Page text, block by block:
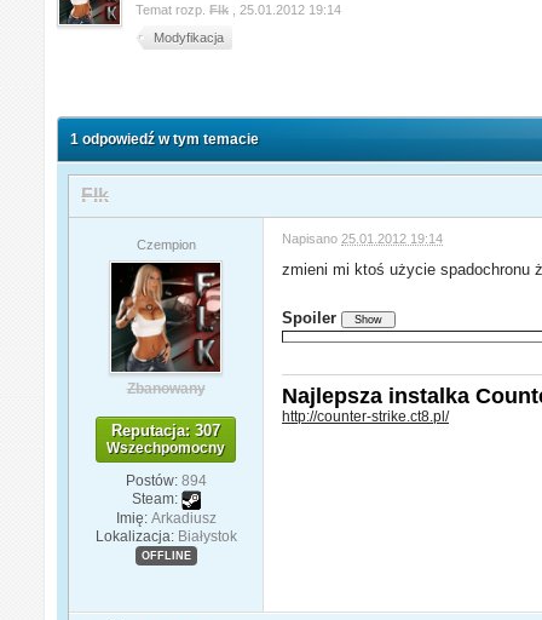
Temat rozp.Flk
25.01.2012 19:14
Modyfikacja
1 odpowiedź w tym temacie
Flk
Czempion
Zbanowany
Reputacja: 307
Wszechpomocny
Postów: 894
Steam:
Imię: Arkadiusz
Lokalizacja: Białystok
OFFLINE
Napisano 25.01.2012 19:14
zmieni mi ktoś użycie spadochronu
Spoiler
Najlepsza instalka
http://counter-strike.ct8.pl/